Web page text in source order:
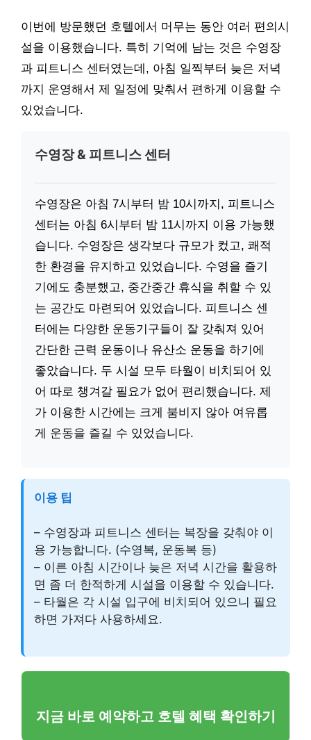
이번에 방문했던 호텔에서 머무는 동안 여러 편의시
설을 이용했습니다. 특히 기억에 남는 것은 수영장
과 피트니스 센터였는데, 아침 일찍부터 늦은 저녁
까지 운영해서 제 일정에 맞춰서 편하게 이용할 수
있었습니다.
수영장 & 피트니스 센터
수영장은 아침 7시부터 밤 10시까지, 피트니스
센터는 아침 6시부터 밤 11시까지 이용 가능했
습니다. 수영장은 생각보다 규모가 컸고, 쾌적
한 환경을 유지하고 있었습니다. 수영을 즐기
기에도 충분했고, 중간중간 휴식을 취할 수 있
는 공간도 마련되어 있었습니다. 피트니스 센
터에는 다양한 운동기구들이 잘 갖춰져 있어
간단한 근력 운동이나 유산소 운동을 하기에
좋았습니다. 두 시설 모두 타월이 비치되어 있
어 따로 챙겨갈 필요가 없어 편리했습니다. 제
가 이용한 시간에는 크게 붐비지 않아 여유롭
게 운동을 즐길 수 있었습니다.
이용 팁
– 수영장과 피트니스 센터는 복장을 갖춰야 이
용 가능합니다. (수영복, 운동복 등)
– 이른 아침 시간이나 늦은 저녁 시간을 활용하
면 좀 더 한적하게 시설을 이용할 수 있습니다.
– 타월은 각 시설 입구에 비치되어 있으니 필요
하면 가져다 사용하세요.
지금 바로 예약하고 호텔 혜택 확인하기